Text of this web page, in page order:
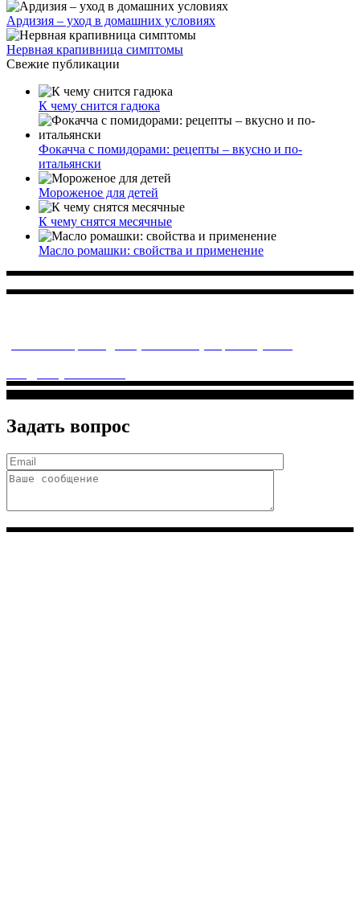
Ардизия – уход в домашних условиях
Нервная крапивница симптомы
Свежие публикации
К чему снится гадюка
Фокачча с помидорами: рецепты – вкусно и по-
итальянски
Мороженое для детей
К чему снятся месячные
Масло ромашки: свойства и применение
Задать вопрос